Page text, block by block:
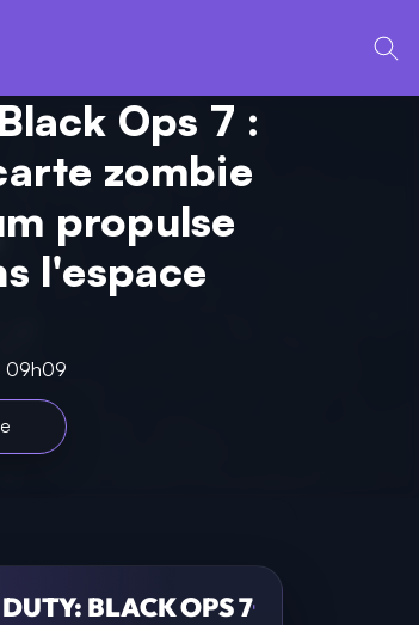
Ops 7 :
zombie
propulse
l'espace
09h09
BLACK OPS 7